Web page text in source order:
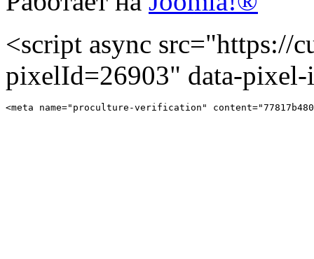
<script async src="https://
pixelId=26903" data-
<meta name="proculture-verification"